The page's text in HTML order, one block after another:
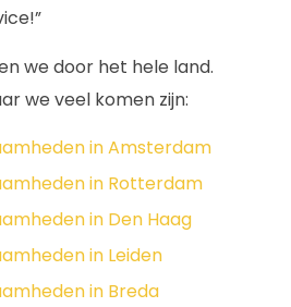
we door het hele land.
we veel komen zijn:
in Amsterdam
in Rotterdam
in Den Haag
in Leiden
in Breda